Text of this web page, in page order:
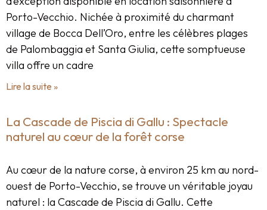
Porto-Vecchio. Nichée à proximité du charmant
village de Bocca Dell’Oro, entre les célèbres plages
de Palombaggia et Santa Giulia, cette somptueuse
villa offre un cadre
Lire la suite »
La Cascade de Piscia di Gallu : Spectacle
naturel au cœur de la forêt corse
Au cœur de la nature corse, à environ 25 km au nord-
ouest de Porto-Vecchio, se trouve un véritable joyau
naturel : la Cascade de Piscia di Gallu. Cette